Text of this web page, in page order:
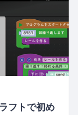
フトで初め